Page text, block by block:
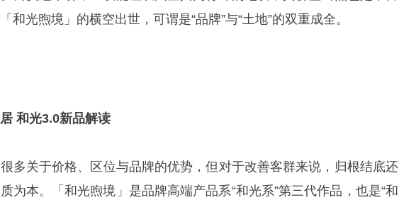
和光煦境」的横空出世，可谓是“品牌”与“土地”的双重成全。
和光3.0新品解读
多关于价格、区位与品牌的优势，但对于改善客群来说，归根结底还
为本。「和光煦境」是品牌高端产品系“和光系”第三代作品，也是“和